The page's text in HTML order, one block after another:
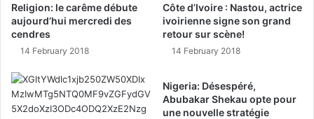
Religion: le carême débute
aujourd’hui mercredi des
cendres
14 February 2018
Côte d’Ivoire : Nastou, actrice
ivoirienne signe son grand
retour sur scène!
14 February 2018
Nigeria: Désespéré,
Abubakar Shekau opte pour
une nouvelle stratégie